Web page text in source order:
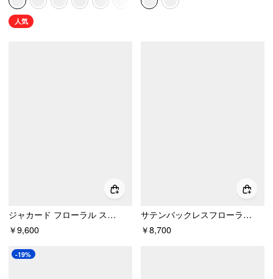
人気
ジャカード フローラル スウィートハート レース パネル Aライン ミニドレス
￥9,600
サテンバックレスフローラルアップリケベビードールミニドレス
￥8,700
-19%